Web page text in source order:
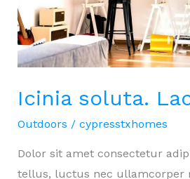
Icinia soluta.
Outdoors / cypresstxhomes
Dolor sit amet consectetur
tellus, luctus nec ullamcorper